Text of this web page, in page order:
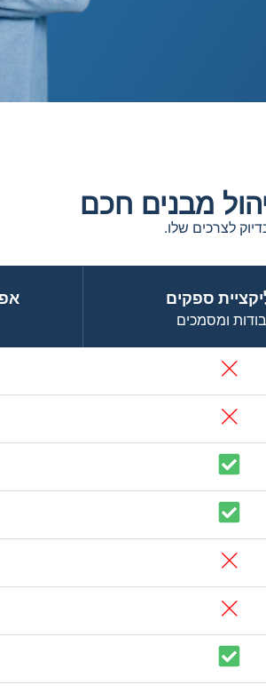
מבנים חכם
לצרכים שלו.
ספקים
ומסמכים